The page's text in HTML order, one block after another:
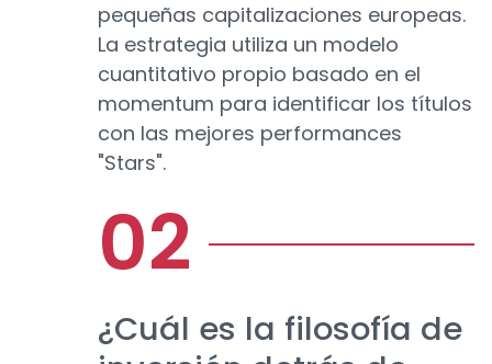
pequeñas capitalizaciones europeas.
La estrategia utiliza un modelo
cuantitativo propio basado en el
momentum para identificar los títulos
con las mejores performances
"Stars".
¿Cuál es la filosofía de